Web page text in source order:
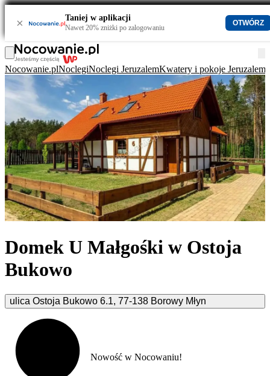
× Taniej w aplikacji
Nawet 20% zniżki po zalogowaniu
OTWÓRZ
Nocowanie.plNoclegiNoclegi JeruzalemKwatery i pokoje Jeruzalem
Domek U Małgośki w Ostoja
Bukowo
ulica Ostoja Bukowo 6.1, 77-138 Borowy Młyn
Nowość w Nocowaniu!